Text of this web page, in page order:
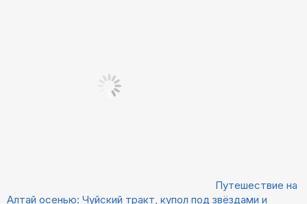
Путешествие на
Алтай осенью: Чуйский тракт, купол под звёздами и